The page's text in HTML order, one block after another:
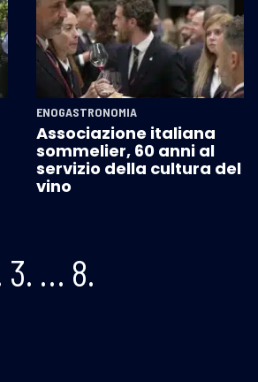
ENOGASTRONOMIA
Associazione italiana
sommelier, 60 anni al
servizio della cultura del
vino
3. … 8.